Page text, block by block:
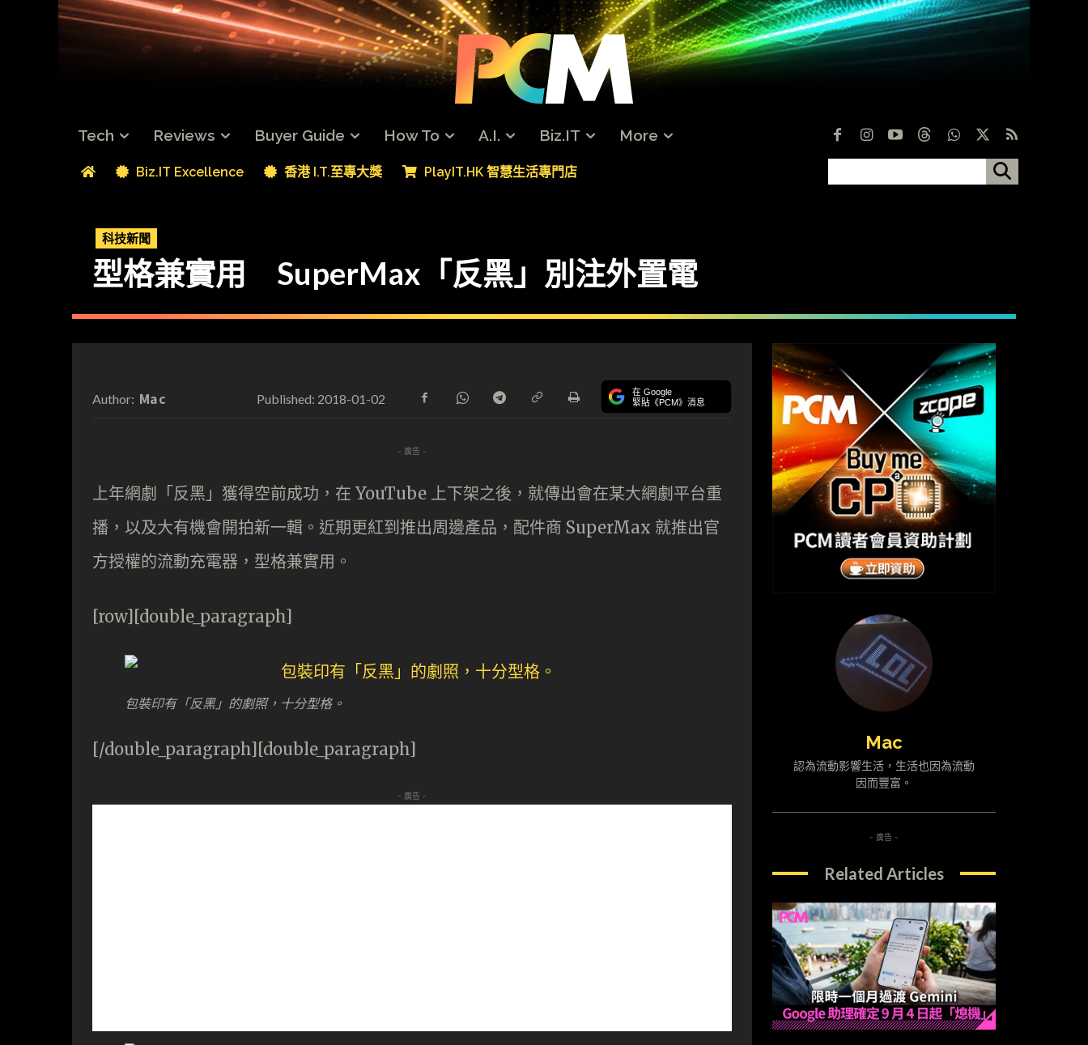
Tech Reviews Buyer Guide How To A.I. Biz.IT More
Biz.IT Excellence 香港 I.T.至專大獎 PlayIT.HK 智慧生活專門店
科技新聞
型格兼實用 SuperMax「反黑」別注外置電
Author: Mac Published: 2018-01-02 在 Google
緊貼《PCM》消息
- 廣告 -
上年網劇「反黑」獲得空前成功，在 YouTube 上下架之後，就傳出會在某大網劇平台重
播，以及大有機會開拍新一輯。近期更紅到推出周邊產品，配件商 SuperMax 就推出官
方授權的流動充電器，型格兼實用。
[row][double_paragraph]
包裝印有「反黑」的劇照，十分型格。
[/double_paragraph][double_paragraph]
- 廣告 -
Mac
認為流動影響生活，生活也因為流動
因而豐富。
- 廣告 -
Related Articles